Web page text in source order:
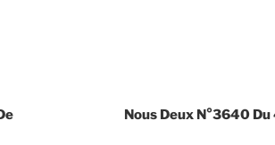
Nous Deux N°3640